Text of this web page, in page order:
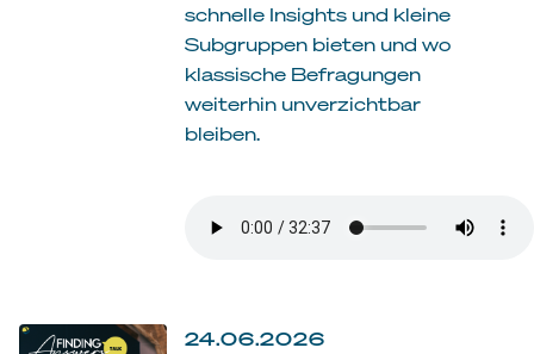
schnelle Insights und kleine
Subgruppen bieten und wo
klassische Befragungen
weiterhin unverzichtbar
bleiben.
24.06.2026